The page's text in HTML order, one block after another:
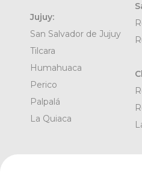
Jujuy:
San Salvador de Jujuy
Tilcara
Humahuaca
Perico
Palpalá
La Quiaca